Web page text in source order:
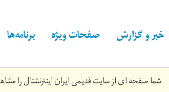
خبر و گزارش صفحات ویژه برنامه‌ها
شما صفحه ای از سایت قدیمی ایران اینترنشنال را